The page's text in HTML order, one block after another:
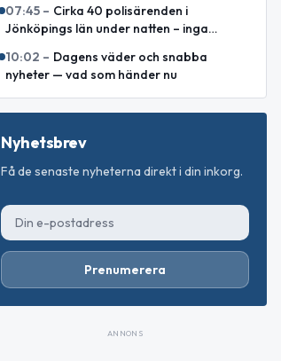
07:45 – Cirka 40 polisärenden i
Jönköpings län under natten – inga
10:02 – Dagens väder och snabba
nyheter — vad som händer nu
Nyhetsbrev
Få de senaste nyheterna direkt i din inkorg.
Prenumerera
ANNONS